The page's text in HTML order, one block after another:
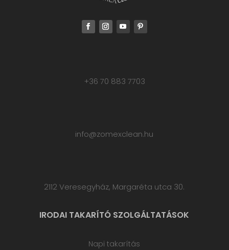
+36 70 883 7703
info@zomexclean.hu
2112 Veresegyház, Margaréta utca 30.
IRODAI TAKARÍTÓ SZOLGÁLTATÁSOK
Napi takarítás